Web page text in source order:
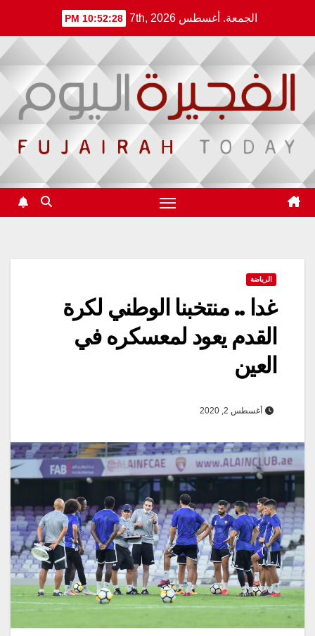
content
الجمعة. أغسطس 7th, 2026 10:52:29 PM
الرياضة
غدا .. منتخبنا الوطني لكرة
القدم يعود لمعسكره في
العين
أغسطس 2, 2020